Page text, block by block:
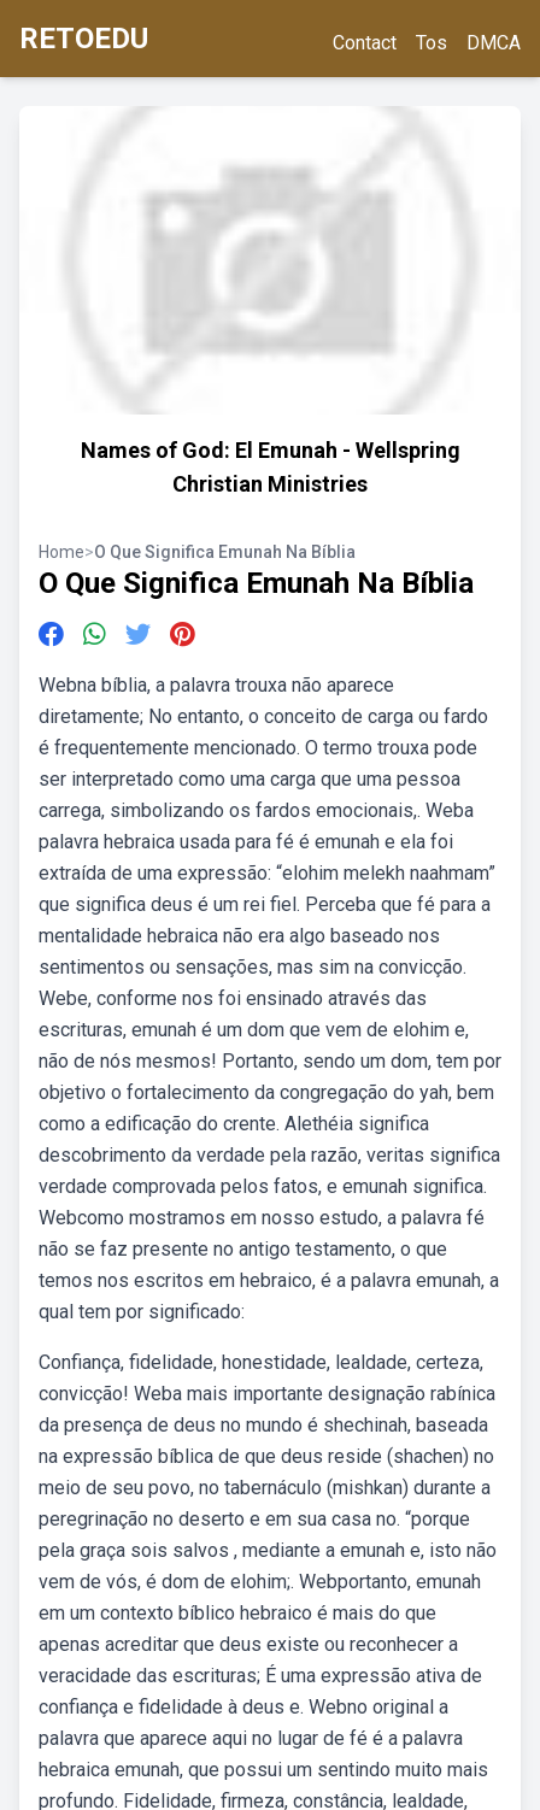
RETOEDU Contact Tos DMCA
Names of God: El Emunah - Wellspring
Christian Ministries
Home>O Que Significa Emunah Na Bíblia
O Que Significa Emunah Na Bíblia
Webna bíblia, a palavra trouxa não aparece
diretamente; No entanto, o conceito de carga ou fardo
é frequentemente mencionado. O termo trouxa pode
ser interpretado como uma carga que uma pessoa
carrega, simbolizando os fardos emocionais,. Weba
palavra hebraica usada para fé é emunah e ela foi
extraída de uma expressão: “elohim melekh naahmam”
que significa deus é um rei fiel. Perceba que fé para a
mentalidade hebraica não era algo baseado nos
sentimentos ou sensações, mas sim na convicção.
Webe, conforme nos foi ensinado através das
escrituras, emunah é um dom que vem de elohim e,
não de nós mesmos! Portanto, sendo um dom, tem por
objetivo o fortalecimento da congregação do yah, bem
como a edificação do crente. Alethéia significa
descobrimento da verdade pela razão, veritas significa
verdade comprovada pelos fatos, e emunah significa.
Webcomo mostramos em nosso estudo, a palavra fé
não se faz presente no antigo testamento, o que
temos nos escritos em hebraico, é a palavra emunah, a
qual tem por significado:
Confiança, fidelidade, honestidade, lealdade, certeza,
convicção! Weba mais importante designação rabínica
da presença de deus no mundo é shechinah, baseada
na expressão bíblica de que deus reside (shachen) no
meio de seu povo, no tabernáculo (mishkan) durante a
peregrinação no deserto e em sua casa no. “porque
pela graça sois salvos , mediante a emunah e, isto não
vem de vós, é dom de elohim;. Webportanto, emunah
em um contexto bíblico hebraico é mais do que
apenas acreditar que deus existe ou reconhecer a
veracidade das escrituras; É uma expressão ativa de
confiança e fidelidade à deus e. Webno original a
palavra que aparece aqui no lugar de fé é a palavra
hebraica emunah, que possui um sentindo muito mais
profundo. Fidelidade, firmeza, constância, lealdade,